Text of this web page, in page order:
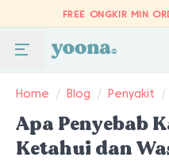
FREE ONGKIR MIN
Home / Blog / Penyakit /
Apa Penyebab
Ketahui dan